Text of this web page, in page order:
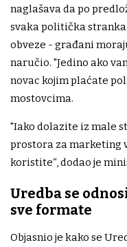
naglašava da po
svaka politička
obveze - građani
naručio. "Jedino ako
novac kojim plaćate
mostovcima.
"Iako dolazite iz male
prostora za marketing
koristite“, dodao je
Uredba se
sve formate
Objasnio je kako se